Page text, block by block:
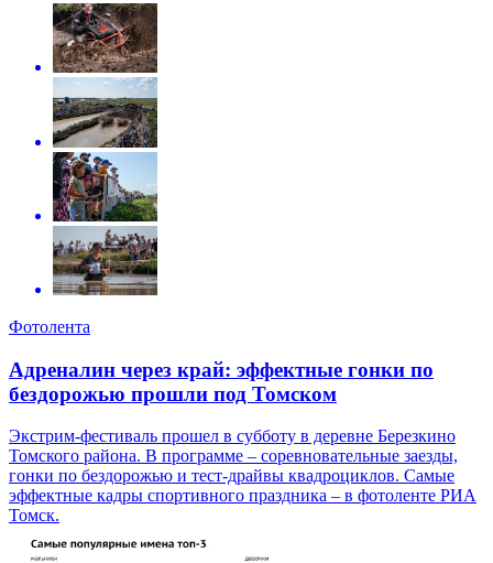
Фотолента
Адреналин через край: эффектные гонки по
бездорожью прошли под Томском
Экстрим-фестиваль прошел в субботу в деревне Березкино
Томского района. В программе – соревновательные заезды,
гонки по бездорожью и тест-драйвы квадроциклов. Самые
эффектные кадры спортивного праздника – в фотоленте РИА
Томск.